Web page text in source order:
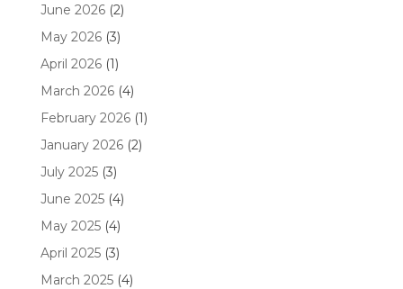
June 2026(2)
May 2026(3)
April 2026(1)
March 2026(4)
February 2026(1)
January 2026(2)
July 2025(3)
June 2025(4)
May 2025(4)
April 2025(3)
March 2025(4)